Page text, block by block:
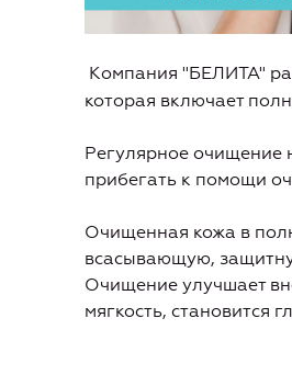
Компания "БЕЛИТА"
которая включает
Регулярное очищение
прибегать к помощи
Очищенная кожа в
всасывающую,
Очищение улучшает
мягкость, становится